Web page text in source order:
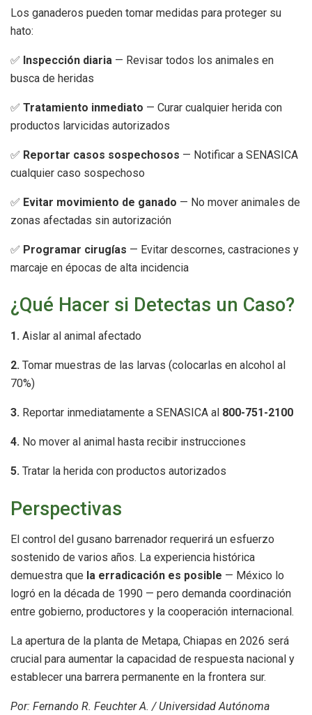
Los ganaderos pueden tomar medidas para proteger su
hato:
✅ Inspección diaria — Revisar todos los animales en
busca de heridas
✅ Tratamiento inmediato — Curar cualquier herida con
productos larvicidas autorizados
✅ Reportar casos sospechosos — Notificar a SENASICA
cualquier caso sospechoso
✅ Evitar movimiento de ganado — No mover animales de
zonas afectadas sin autorización
✅ Programar cirugías — Evitar descornes, castraciones y
marcaje en épocas de alta incidencia
¿Qué Hacer si Detectas un Caso?
1. Aislar al animal afectado
2. Tomar muestras de las larvas (colocarlas en alcohol al
70%)
3. Reportar inmediatamente a SENASICA al 800-751-2100
4. No mover al animal hasta recibir instrucciones
5. Tratar la herida con productos autorizados
Perspectivas
El control del gusano barrenador requerirá un esfuerzo
sostenido de varios años. La experiencia histórica
demuestra que la erradicación es posible — México lo
logró en la década de 1990 — pero demanda coordinación
entre gobierno, productores y la cooperación internacional.
La apertura de la planta de Metapa, Chiapas en 2026 será
crucial para aumentar la capacidad de respuesta nacional y
establecer una barrera permanente en la frontera sur.
Por: Fernando R. Feuchter A. / Universidad Autónoma